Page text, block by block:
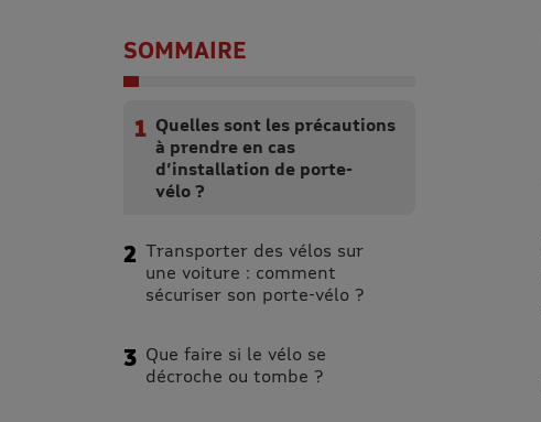
SOMMAIRE
Quelles sont les précautions
à prendre en cas
d’installation de porte-
vélo ?
Transporter des vélos sur
une voiture : comment
sécuriser son porte-vélo ?
Que faire si le vélo se
décroche ou tombe ?